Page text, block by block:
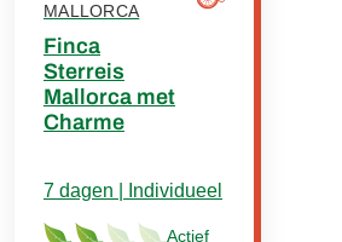
MALLORCA
Finca
Sterreis
Mallorca met
Charme
Actief
7 dagen | Individueel